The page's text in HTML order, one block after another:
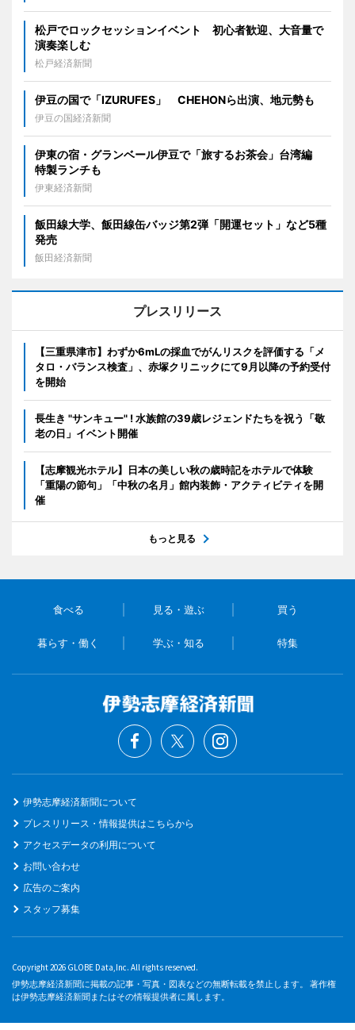
松戸でロックセッションイベント 初心者歓迎、大音量で
演奏楽しむ
松戸経済新聞
伊豆の国で「IZURUFES」 CHEHONら出演、地元勢も
伊豆の国経済新聞
伊東の宿・グランベール伊豆で「旅するお茶会」台湾編
特製ランチも
伊東経済新聞
飯田線大学、飯田線缶バッジ第2弾「開運セット」など5種
発売
飯田経済新聞
プレスリリース
【三重県津市】わずか6mLの採血でがんリスクを評価する「メ
タロ・バランス検査」、赤塚クリニックにて9月以降の予約受付
を開始
長生き "サンキュー" ! 水族館の39歳レジェンドたちを祝う「敬
老の日」イベント開催
【志摩観光ホテル】日本の美しい秋の歳時記をホテルで体験
「重陽の節句」「中秋の名月」館内装飾・アクティビティを開
催
もっと見る
食べる 見る・遊ぶ 買う
暮らす・働く 学ぶ・知る 特集
伊勢志摩経済新聞について
プレスリリース・情報提供はこちらから
アクセスデータの利用について
お問い合わせ
広告のご案内
スタッフ募集
Copyright 2026 GLOBE Data,Inc. All rights reserved.
伊勢志摩経済新聞に掲載の記事・写真・図表などの無断転載を禁止します。 著作権
は伊勢志摩経済新聞またはその情報提供者に属します。